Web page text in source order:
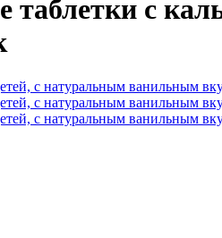
таблетки с